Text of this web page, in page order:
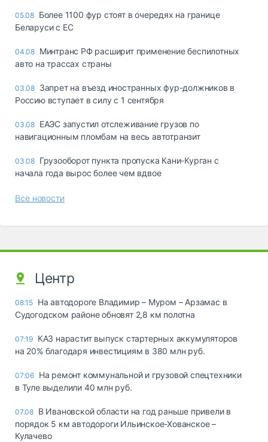
05.08 Более 1100 фур стоят в очередях на границе
Беларуси с ЕС
04.08 Минтранс РФ расширит применение беспилотных
авто на трассах страны
03.08 Запрет на въезд иностранных фур-должников в
Россию вступает в силу с 1 сентября
03.08 ЕАЭС запустил отслеживание грузов по
навигационным пломбам на весь автотранзит
03.08 Грузооборот пункта пропуска Кани-Курган с
начала года вырос более чем вдвое
Все новости
Центр
08:15 На автодороге Владимир – Муром – Арзамас в
Судогодском районе обновят 2,8 км полотна
07:19 КАЗ нарастит выпуск стартерных аккумуляторов
на 20% благодаря инвестициям в 380 млн руб.
07:06 На ремонт коммунальной и грузовой спецтехники
в Туле выделили 40 млн руб.
07.08 В Ивановской области на год раньше привели в
порядок 5 км автодороги Ильинское-Хованское –
Кулачево